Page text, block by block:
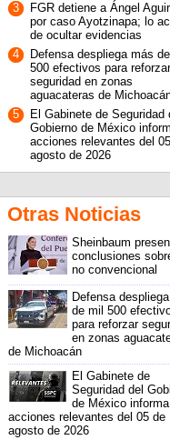
3
FGR detiene a Ángel
por caso Ayotzinapa; lo
de ocultar evidencias
4
Defensa despliega más de
500 efectivos para reforzar
seguridad en zonas
aguacateras de
5
El Gabinete de Seguridad
Gobierno de México
acciones relevantes del
agosto de 2026
Otras Noticias
Sheinbaum
conclusiones
no convencional
Defensa
de mil 500
para reforzar
en zonas
de Michoacán
El Gabinete de
Seguridad del
de México informa
acciones relevantes del 05 de
agosto de 2026